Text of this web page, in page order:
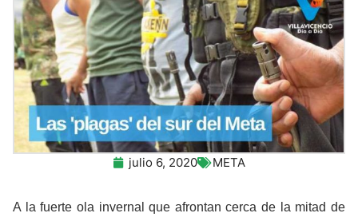
julio 6, 2020 META
A la fuerte ola invernal que afrontan cerca de la mitad de